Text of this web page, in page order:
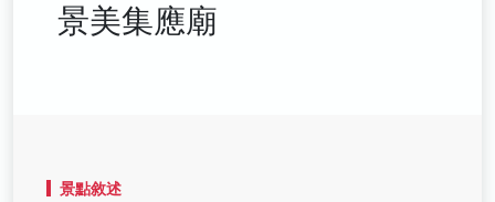
景美集應廟
景點敘述